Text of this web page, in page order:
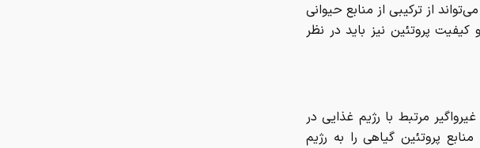
از ترکیبی از منابع حیوانی
پروتئین نیز باید در نظر
مرتبط با رژیم غذایی در
پروتئین گیاهی را به رژیم